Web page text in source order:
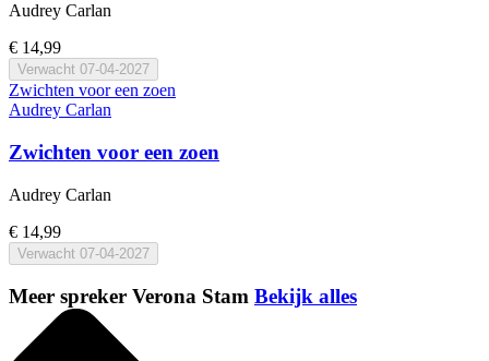
Audrey Carlan
€ 14,99
Verwacht 07-04-2027
Zwichten voor een zoen
Audrey Carlan
Zwichten voor een zoen
Audrey Carlan
€ 14,99
Verwacht 07-04-2027
Meer spreker Verona Stam Bekijk alles